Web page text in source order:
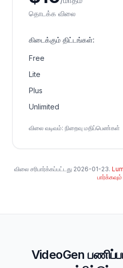
தொடக்க விலை
கிடைக்கும் திட்டங்கள்:
Free
Lite
Plus
Unlimited
விலை வடிவம்: நிறைவு மதிப்பெண்கள்
விலை சரிபார்க்கப்பட்டது 2026-01-23.
பார்க்கவும்
VideoGen